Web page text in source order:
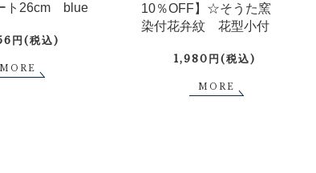
ト26cm blue
円(税込)
MORE
10％OFF】☆そうた窯
染付花弁紋 花型小付
1,980円(税込)
MORE